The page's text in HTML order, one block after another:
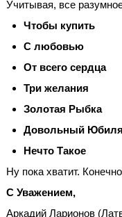
Учитывая, все
Чтобы купить
С любовью
От всего сердца
Три желания
Золотая Рыбка
Довольный
Нечто Такое
Ну пока хватит.
С Уважением,
Аркадий Ларионов